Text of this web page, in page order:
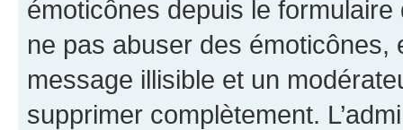
émoticônes depuis le
ne pas abuser des
message illisible et un
supprimer complètement.